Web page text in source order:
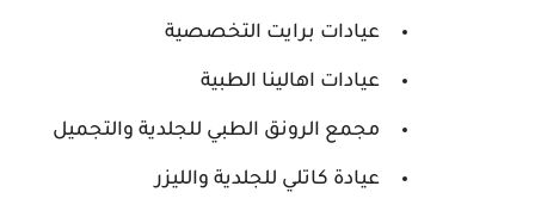
عيادات برايت التخصصية
عيادات اهالينا الطبية
مجمع الرونق الطبي للجلدية والتجميل
عيادة كاتلي للجلدية والليزر